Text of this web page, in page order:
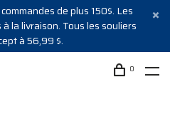
de plus 150$. Les
la livraison. Tous les souliers
à 56,99 $.
0